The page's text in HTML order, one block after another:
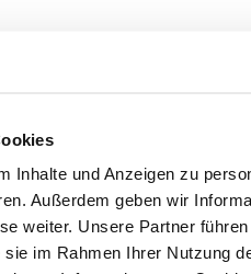
Inhalte und Anzeigen zu
Außerdem geben wir
weiter. Unsere Partner
im Rahmen Ihrer Nutzung